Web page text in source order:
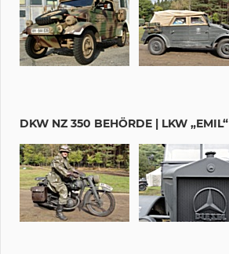
DKW NZ 350 BEHÖRDE | LKW „EMIL“